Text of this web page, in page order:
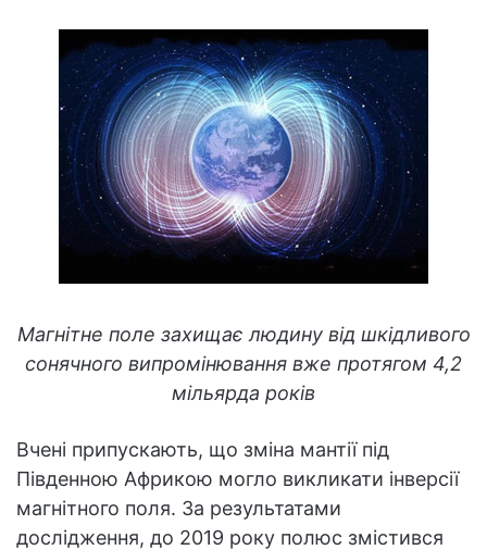
Магнітне поле захищає людину від шкідливого
сонячного випромінювання вже протягом 4,2
мільярда років
Вчені припускають, що зміна мантії під
Південною Африкою могло викликати інверсії
магнітного поля. За результатами
дослідження, до 2019 року полюс змістився